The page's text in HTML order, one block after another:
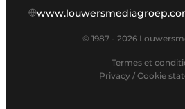
© 1987 - 2026
Termes et
Privacy / Cookie